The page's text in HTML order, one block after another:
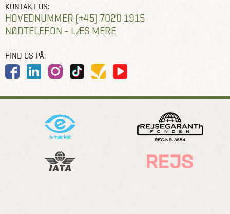
KONTAKT OS:
HOVEDNUMMER (+45) 7020 1915
NØDTELEFON - LÆS MERE
FIND OS PÅ: